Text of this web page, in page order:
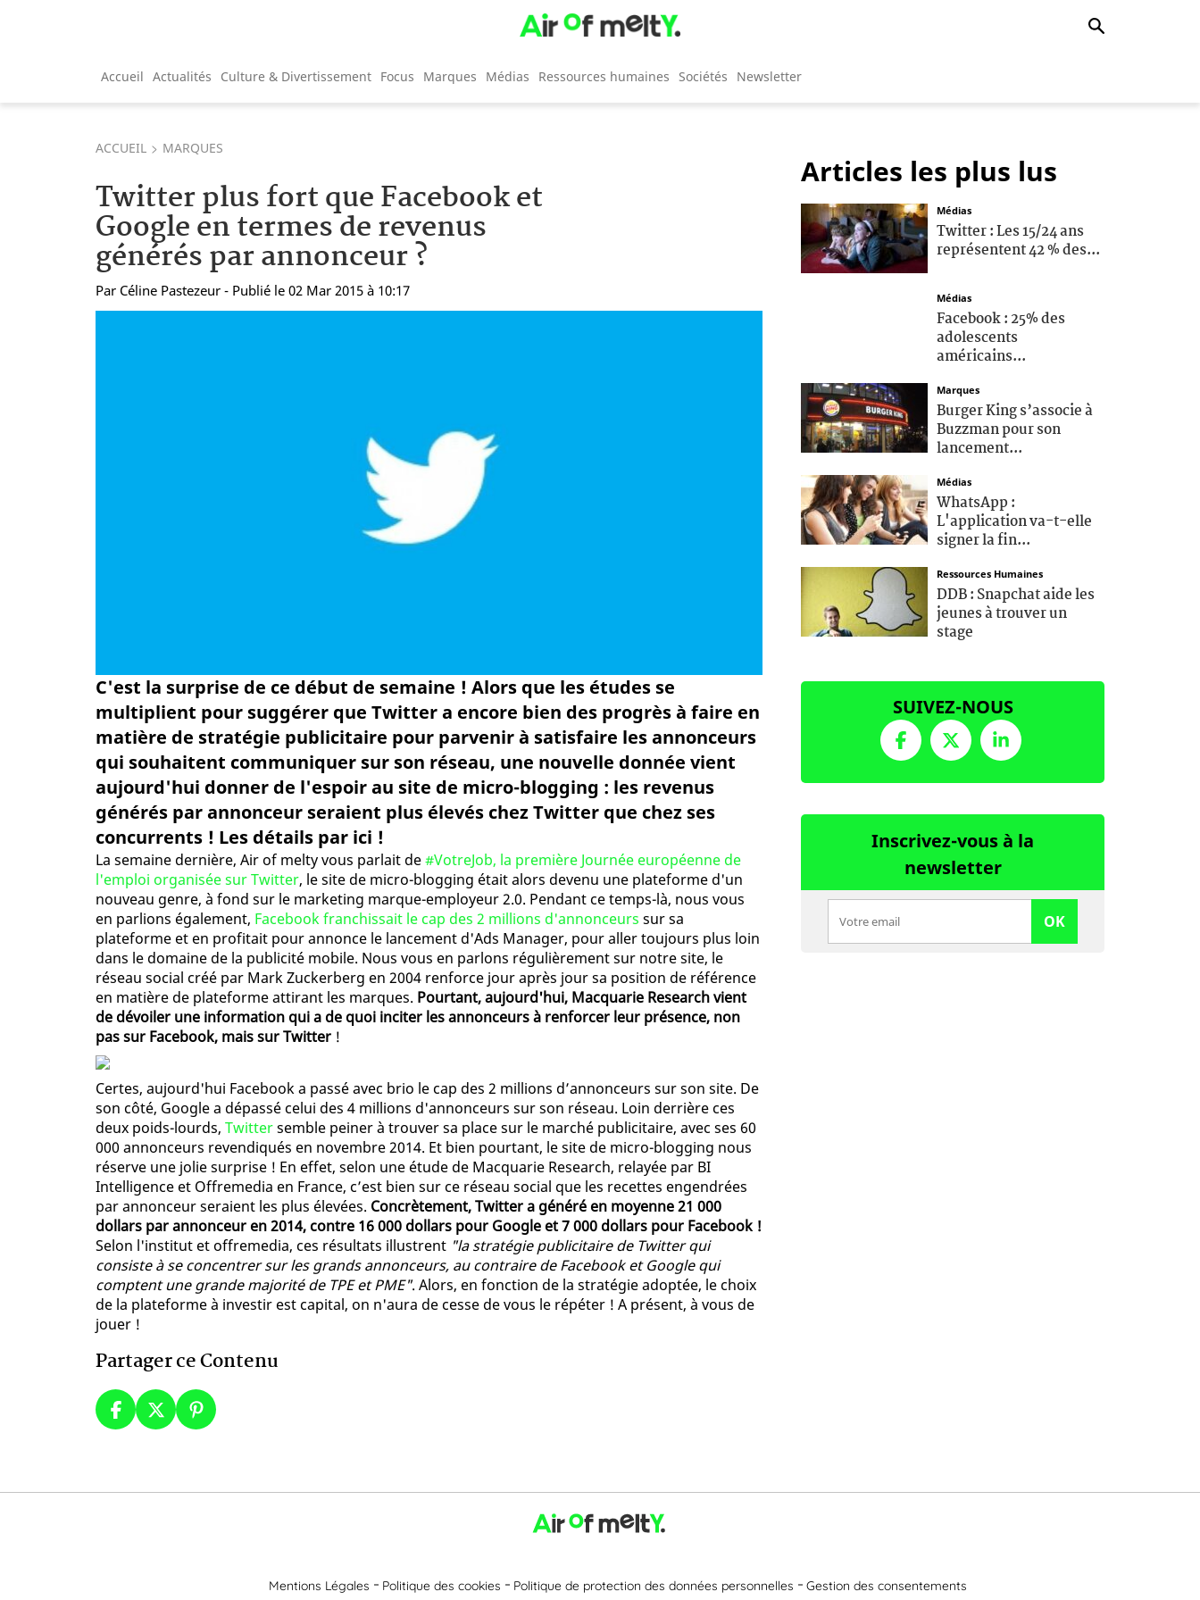
Accueil Actualités Culture & Divertissement Focus Marques Médias Ressources humaines Sociétés Newsletter
ACCUEIL MARQUES
Twitter plus fort que Facebook et
Google en termes de revenus
générés par annonceur ?
Par Céline Pastezeur - Publié le 02 Mar 2015 à 10:17
C'est la surprise de ce début de semaine ! Alors que les études se
multiplient pour suggérer que Twitter a encore bien des progrès à faire en
matière de stratégie publicitaire pour parvenir à satisfaire les annonceurs
qui souhaitent communiquer sur son réseau, une nouvelle donnée vient
aujourd'hui donner de l'espoir au site de micro-blogging : les revenus
générés par annonceur seraient plus élevés chez Twitter que chez ses
concurrents ! Les détails par ici !
La semaine dernière, Air of melty vous parlait de#VotreJob, la première Journée européenne de
l'emploi organisée sur Twitter, le site de micro-blogging était alors devenu une plateforme d'un
nouveau genre, à fond sur le marketing marque-employeur 2.0. Pendant ce temps-là, nous vous
en parlions également, Facebook franchissait le cap des 2 millions d'annonceurs sur sa
plateforme et en profitait pour annonce le lancement d'Ads Manager, pour aller toujours plus loin
dans le domaine de la publicité mobile. Nous vous en parlons régulièrement sur notre site, le
réseau social créé par Mark Zuckerberg en 2004 renforce jour après jour sa position de référence
en matière de plateforme attirant les marques. Pourtant, aujourd'hui, Macquarie Research vient
de dévoiler une information qui a de quoi inciter les annonceurs à renforcer leur présence, non
pas sur Facebook, mais sur Twitter !
Certes, aujourd'hui Facebook a passé avec brio le cap des 2 millions d’annonceurs sur son site. De
son côté, Google a dépassé celui des 4 millions d'annonceurs sur son réseau. Loin derrière ces
deux poids-lourds, Twittersemble peiner à trouver sa place sur le marché publicitaire, avec ses 60
000 annonceurs revendiqués en novembre 2014. Et bien pourtant, le site de micro-blogging nous
réserve une jolie surprise ! En effet, selon une étude de Macquarie Research, relayée par BI
Intelligence et Offremedia en France, c’est bien sur ce réseau social que les recettes engendrées
par annonceur seraient les plus élevées. Concrètement, Twitter a généré en moyenne 21 000
dollars par annonceur en 2014, contre 16 000 dollars pour Google et 7 000 dollars pour Facebook !
Selon l'institut et offremedia, ces résultats illustrent "la stratégie publicitaire de Twitter qui
consiste à se concentrer sur les grands annonceurs, au contraire de Facebook et Google qui
comptent une grande majorité de TPE et PME". Alors, en fonction de la stratégie adoptée, le choix
de la plateforme à investir est capital, on n'aura de cesse de vous le répéter ! A présent, à vous de
jouer !
Partager ce Contenu
Articles les plus lus
Médias
Twitter : Les 15/24 ans
représentent 42 % des...
Médias
Facebook : 25% des
adolescents
américains...
Marques
Burger King s’associe à
Buzzman pour son
lancement...
Médias
WhatsApp :
L'application va-t-elle
signer la fin...
Ressources Humaines
DDB : Snapchat aide les
jeunes à trouver un
stage
SUIVEZ-NOUS
Inscrivez-vous à la
newsletter
OK
Mentions Légales Politique des cookies Politique de protection des données personnelles Gestion des consentements